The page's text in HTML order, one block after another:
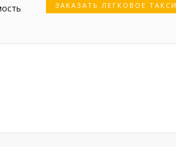
ЗАКАЗАТЬ ЛЕГКОВОЕ ТАКСИ